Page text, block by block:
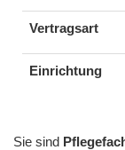
Vertragsart
Einrichtung
Sie sind